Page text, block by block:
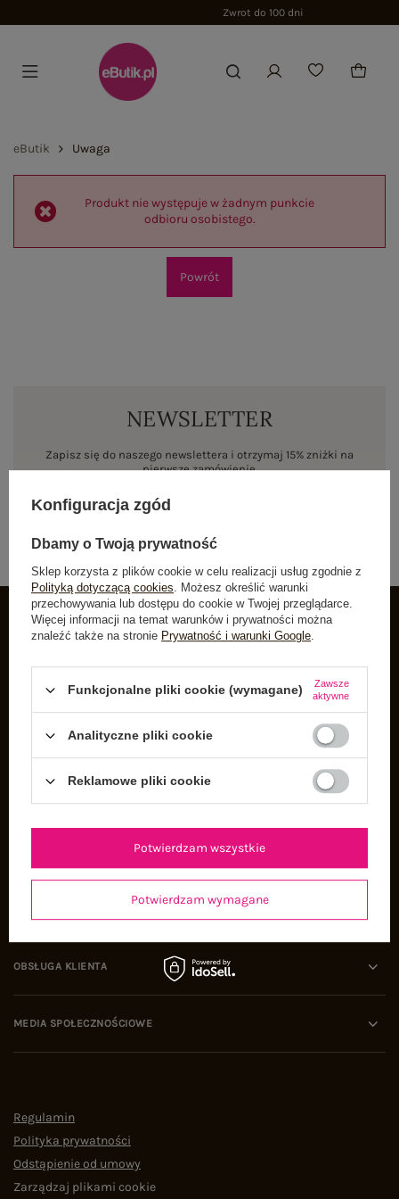
Zwrot do 100 dni
eButik Uwaga
Produkt nie występuje w żadnym punkcie
odbioru osobistego.
Powrót
NEWSLETTER
Zapisz się do naszego newslettera i otrzymaj 15% zniżki na
pierwsze zamówienie
INFORMACJE O BUTIK
Listy zakupowe
Lista zakupionych produktów
Historia transakcji
OBSŁUGA KLIENTA
MEDIA SPOŁECZNOŚCIOWE
Regulamin
Polityka prywatności
Odstąpienie od umowy
Zarządzaj plikami cookie
Konfiguracja zgód
Dbamy o Twoją prywatność
Sklep korzysta z plików cookie w celu realizacji usług zgodnie z
Polityką dotyczącą cookies. Możesz określić warunki
przechowywania lub dostępu do cookie w Twojej przeglądarce.
Więcej informacji na temat warunków i prywatności można
znaleźć także na stronie Prywatność i warunki Google.
Funkcjonalne pliki cookie (wymagane)
Zawsze
aktywne
Analityczne pliki cookie
Reklamowe pliki cookie
Potwierdzam wymagane
Potwierdzam wszystkie